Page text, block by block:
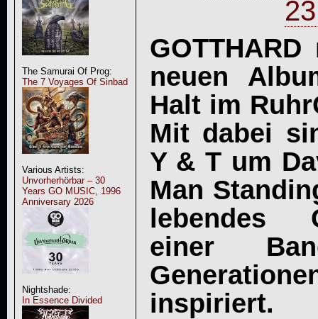
The Samurai Of Prog:
The 7 Voyages Of Sinbad
Various Artists:
Unvorherhörbar – 30
Years GO MUSIC, 1996
Anniversary 2026
Nightshade:
In Essence Divided
neuen
Halt im
Mit dabei
Y & T um
Man
lebendes
einer
inspiriert.